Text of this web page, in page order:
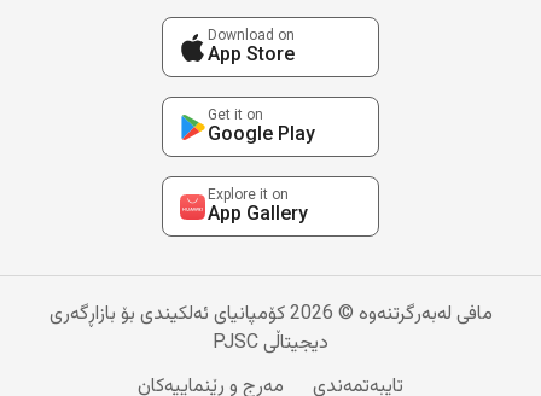
Download on
App Store
Get it on
Google Play
Explore it on
App Gallery
مافی لەبەرگرتنەوە © 2026 کۆمپانیای ئەلکیندی بۆ بازاڕگەری
دیجیتاڵی PJSC
تایبەتمەندی
مەرج و ڕێنماییەکان